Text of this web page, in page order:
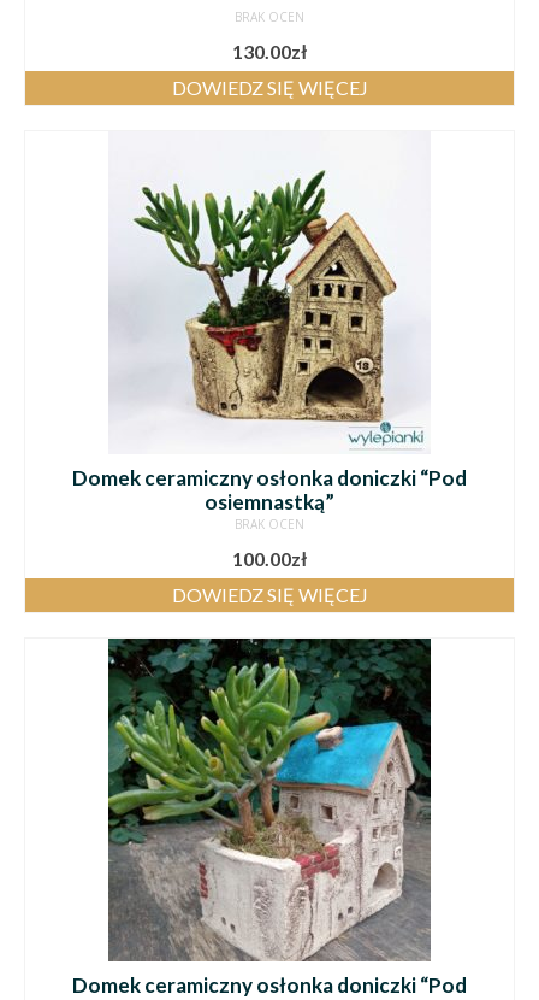
BRAK OCEN
130.00zł
DOWIEDZ SIĘ WIĘCEJ
Domek ceramiczny osłonka doniczki “Pod
osiemnastką”
BRAK OCEN
100.00zł
DOWIEDZ SIĘ WIĘCEJ
Domek ceramiczny osłonka doniczki “Pod